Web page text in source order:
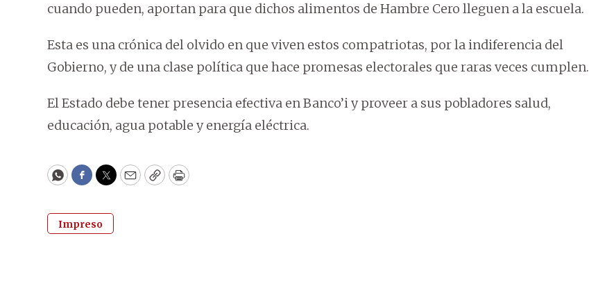
cuando pueden, aportan para que dichos alimentos de Hambre Cero lleguen a la escuela.
Esta es una crónica del olvido en que viven estos compatriotas, por la indiferencia del
Gobierno, y de una clase política que hace promesas electorales que raras veces cumplen.
El Estado debe tener presencia efectiva en Banco’i y proveer a sus pobladores salud,
educación, agua potable y energía eléctrica.
WhatsApp
Facebook
Twitter
EmailCopyPrint
Impreso